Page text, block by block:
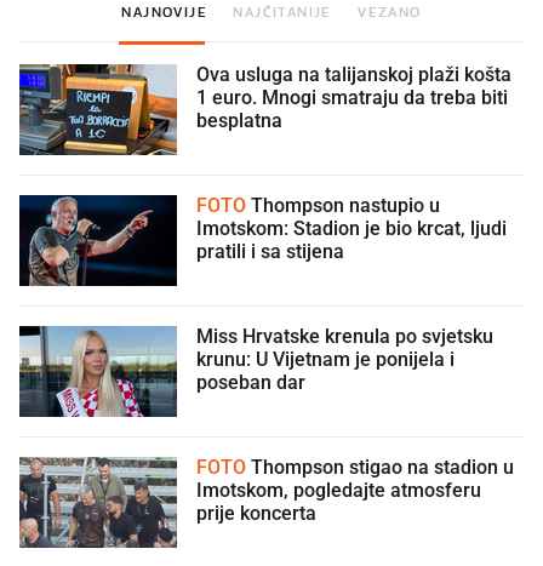
NAJNOVIJE NAJČITANIJE VEZANO
Ova usluga na talijanskoj plaži košta
1 euro. Mnogi smatraju da treba biti
besplatna
FOTO
Imotskom: Stadion je bio krcat, ljudi
pratili i sa stijena
Miss Hrvatske krenula po svjetsku
krunu: U Vijetnam je ponijela i
poseban dar
FOTO
Imotskom, pogledajte atmosferu
prije koncerta